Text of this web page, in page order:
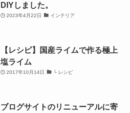
DIYしました。
2023年4月22日 インテリア
【レシピ】国産ライムで作る極上
塩ライム
2017年10月14日 └ レシピ
ブログサイトのリニューアルに寄